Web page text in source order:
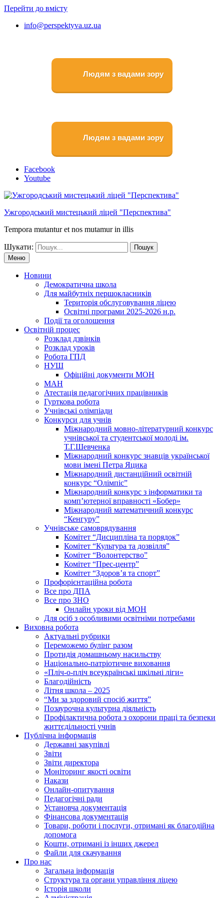
Перейти до вмісту
info@perspektyva.uz.ua
Людям з вадами зору
Людям з вадами зору
Faceboоk
Youtube
Ужгородський мистецький ліцей "Перспектива"
Tempora mutantur et nos mutamur in illis
Шукати:
Меню
Новини
Демократична школа
Для майбутніх першокласників
Територія обслуговування ліцею
Освітні програми 2025-2026 н.р.
Події та оголошення
Освітній процес
Розклад дзвінків
Розклад уроків
Робота ГПД
НУШ
Офіційні документи МОН
МАН
Атестація педагогічних працівників
Гурткова робота
Учнівські олімпіади
Конкурси для учнів
Мiжнародний мовно-літературний конкурс
учнiвської та студентської молодi iм.
Т.Г.Шевченка
Міжнародний конкурс знавців української
мови імені Петра Яцика
Міжнародний дистанційний освітній
конкурс “Олімпіс”
Міжнародний конкурс з інформатики та
комп’ютерної вправності «Бобер»
Міжнародний математичний конкурс
“Кенгуру”
Учнівське самоврядування
Комітет “Дисципліна та порядок”
Комітет “Культура та дозвілля”
Комітет “Волонтерство”
Комітет “Прес-центр”
Комітет “Здоров’я та спорт”
Профорієнтаційна робота
Все про ДПА
Все про ЗНО
Онлайн уроки від МОН
Для осіб з особливими освітніми потребами
Виховна робота
Актуальні рубрики
Переможемо булінг разом
Протидія домашньому насильству
Національно-патріотичне виховання
«Пліч-о-пліч всеукраїнські шкільні ліги»
Благодійність
Літня школа – 2025
“Ми за здоровий спосіб життя”
Позаурочна культурна діяльність
Профілактична робота з охорони праці та безпеки
життєдільності учнів
Публічна інформація
Державні закупівлі
Звіти
Звіти директора
Моніторинг якості освіти
Накази
Онлайн-опитування
Педагогічні ради
Установча документація
Фінансова документація
Товари, роботи і послуги, отримані як благодійна
допомога
Кошти, отримані із інших джерел
Файли для скачування
Про нас
Загальна інформація
Структура та органи управління ліцею
Історія школи